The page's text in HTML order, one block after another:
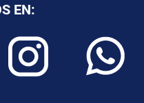
EN: